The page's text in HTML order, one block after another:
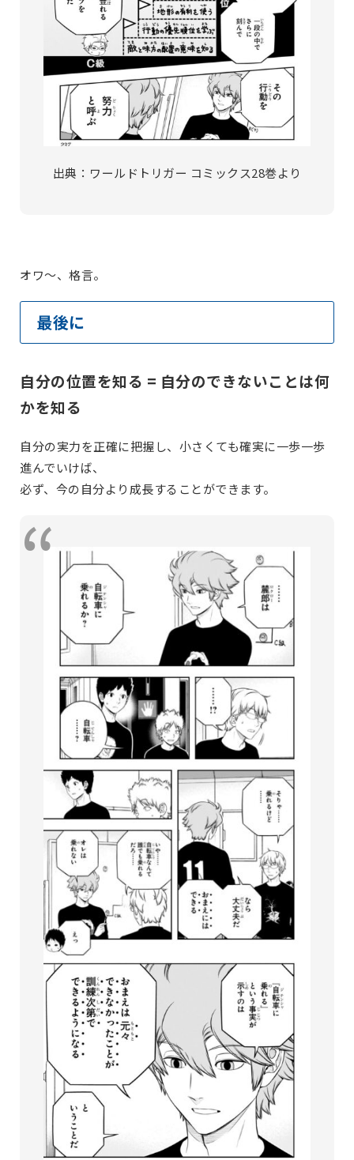
出典：ワールドトリガー コミックス28巻より
オワ～、格言。
最後に
自分の位置を知る = 自分のできないことは何
かを知る
自分の実力を正確に把握し、小さくても確実に一歩一歩
進んでいけば、
必ず、今の自分より成長することができます。